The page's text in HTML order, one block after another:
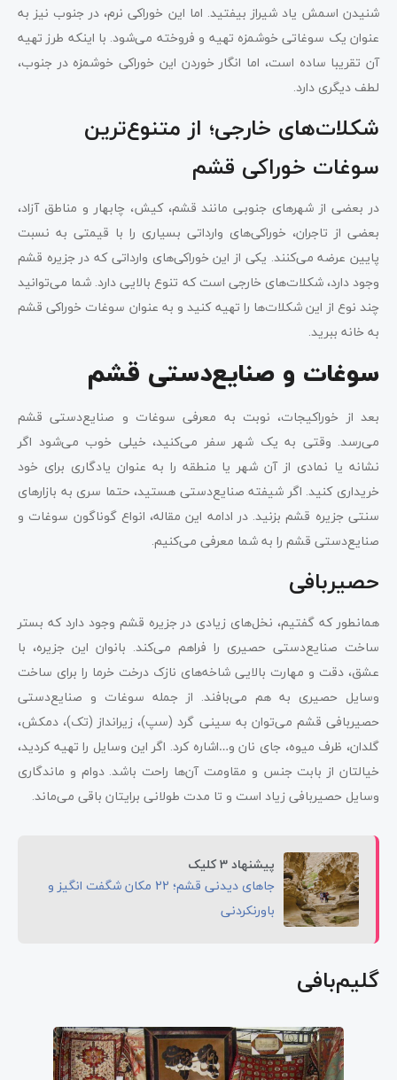
شنیدن اسمش یاد شیراز بیفتید. اما این خوراکی نرم، در جنوب نیز به
عنوان یک سوغاتی خوشمزه تهیه و فروخته می‌شود. با اینکه طرز تهیه
آن تقریبا ساده است، اما انگار خوردن این خوراکی خوشمزه در جنوب،
لطف دیگری دارد.
شکلات‌های خارجی؛ از متنوع‌ترین
سوغات خوراکی قشم
در بعضی از شهرهای جنوبی مانند قشم، کیش، چابهار و مناطق آزاد،
بعضی از تاجران، خوراکی‌های وارداتی بسیاری را با قیمتی به نسبت
پایین عرضه می‌کنند. یکی از این خوراکی‌های وارداتی که در جزیره قشم
وجود دارد، شکلات‌های خارجی است که تنوع‌ بالایی دارد. شما می‌توانید
چند نوع از این شکلات‌ها را تهیه کنید و به عنوان سوغات خوراکی قشم
به خانه ببرید.
سوغات و صنایع‌دستی قشم
بعد از خوراکیجات، نوبت به معرفی سوغات و صنایع‌دستی قشم
می‌رسد. وقتی به یک شهر سفر می‌کنید، خیلی خوب می‌شود اگر
نشانه یا نمادی از آن شهر یا منطقه را به عنوان یادگاری برای خود
خریداری کنید. اگر شیفته صنایع‌دستی هستید، حتما سری به بازارهای
سنتی جزیره قشم بزنید. در ادامه این مقاله، انواع گوناگون سوغات و
صنایع‌دستی قشم را به شما معرفی می‌کنیم.
حصیربافی
همانطور که گفتیم، نخل‌های زیادی در جزیره قشم وجود دارد که بستر
ساخت صنایع‌دستی حصیری را فراهم می‌کند. بانوان این جزیره، با
عشق، دقت و مهارت بالایی شاخه‌های نازک درخت خرما را برای ساخت
وسایل حصیری به هم می‌بافند. از جمله سوغات و صنایع‌دستی
حصیربافی قشم می‌توان به سینی گرد (سپ)، زیرانداز (تک)، دمکش،
گلدان، ظرف میوه، جای نان و…اشاره کرد. اگر این وسایل را تهیه کردید،
خیالتان از بابت جنس و مقاومت آن‌ها راحت باشد. دوام و ماندگاری
وسایل حصیربافی زیاد است و تا مدت طولانی برایتان باقی می‌ماند.
پیشنهاد 3 کلیک
جاهای دیدنی قشم؛ 22 مکان شگفت انگیز و
باورنکردنی
گلیم‌بافی